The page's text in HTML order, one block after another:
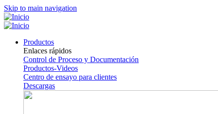
Skip to main navigation
Productos
Enlaces rápidos
Control de Proceso y Documentación
Productos-Videos
Centro de ensayo para clientes
Descargas